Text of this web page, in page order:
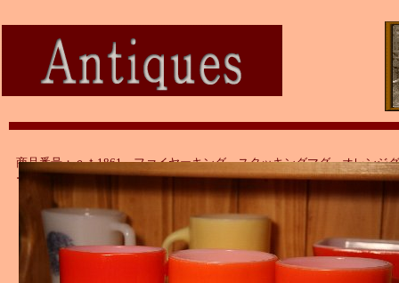
商品番号：ａｔ1861 ファイヤーキング スタッキングマグ オレンジ
ーション